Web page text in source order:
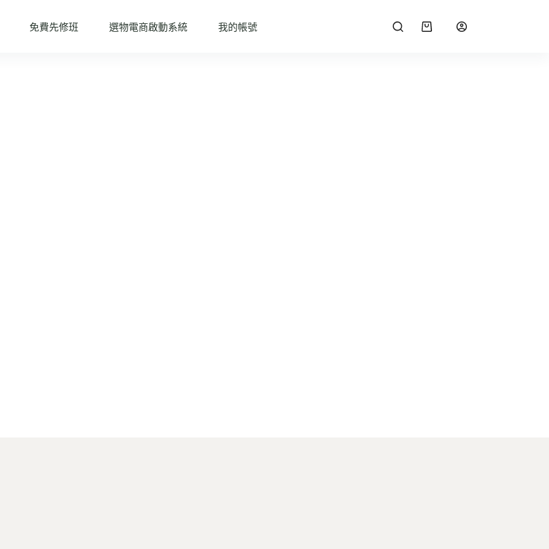
免費先修班 選物電商啟動系統 我的帳號